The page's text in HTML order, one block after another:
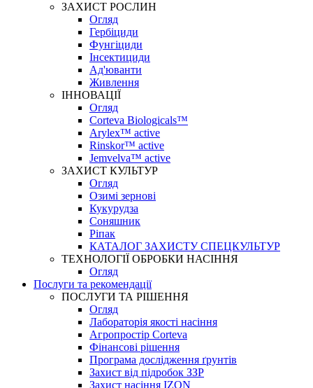
ЗАХИСТ РОСЛИН
Огляд
Гербіциди
Фунгіциди
Інсектициди
Ад'юванти
Живлення
ІННОВАЦІЇ
Огляд
Corteva Biologicals™
Arylex™ active
Rinskor™ active
Jemvelva™ active
ЗАХИСТ КУЛЬТУР
Огляд
Озимі зернові
Кукурудза
Соняшник
Ріпак
КАТАЛОГ ЗАХИСТУ СПЕЦКУЛЬТУР
ТЕХНОЛОГІЇ ОБРОБКИ НАСІННЯ
Огляд
Послуги та рекомендації
ПОСЛУГИ ТА РІШЕННЯ
Огляд
Лабораторія якості насіння
Агропростір Corteva
Фінансові рішення
Програма дослідження ґрунтів
Захист від підробок ЗЗР
Захист насіння IZON